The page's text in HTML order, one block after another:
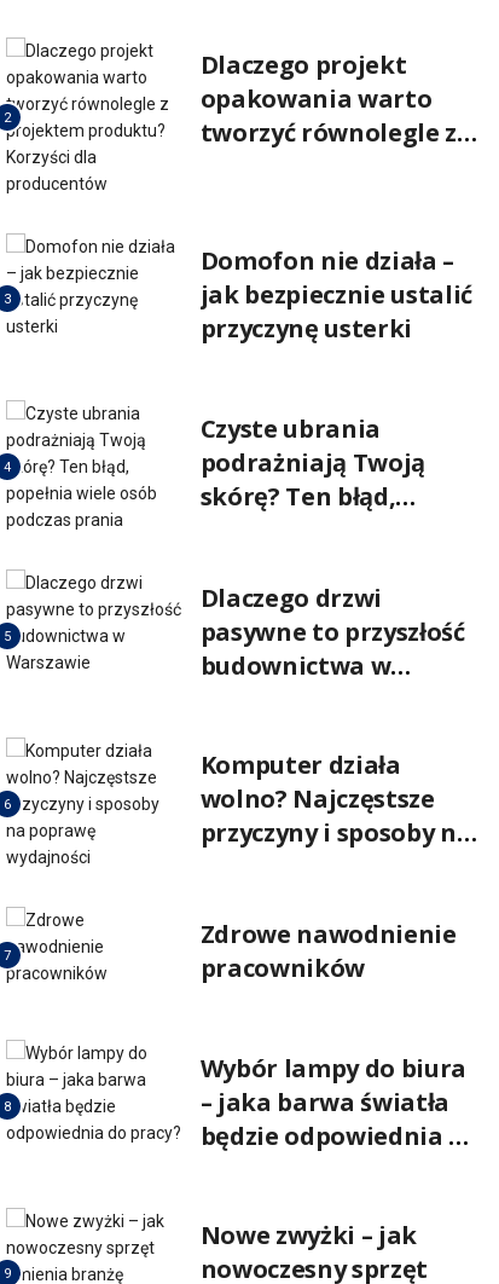
2
Dlaczego projekt
opakowania warto
tworzyć równolegle z
3
Domofon nie działa –
jak bezpiecznie ustalić
przyczynę usterki
4
Czyste ubrania
podrażniają Twoją
skórę? Ten błąd,
5
Dlaczego drzwi
pasywne to przyszłość
budownictwa w
6
Komputer działa
wolno? Najczęstsze
przyczyny i sposoby na
7
Zdrowe nawodnienie
pracowników
8
Wybór lampy do biura
– jaka barwa światła
będzie odpowiednia do
9
Nowe zwyżki – jak
nowoczesny sprzęt